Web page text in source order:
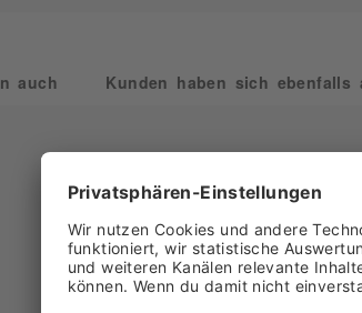
auch Kunden haben sich ebenfalls
WEINGUT